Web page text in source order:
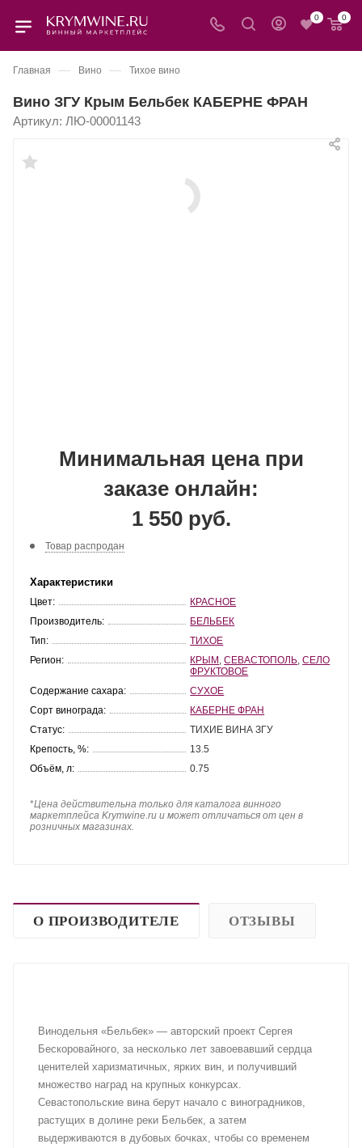
0 0
Главная — Вино — Тихое вино
Вино ЗГУ Крым Бельбек КАБЕРНЕ ФРАН
Артикул: ЛЮ-00001143
Минимальная цена при
заказе онлайн:
1 550 руб.
Товар распродан
Характеристики
Цвет:
КРАСНОЕ
Производитель:
БЕЛЬБЕК
Тип:
ТИХОЕ
Регион:
КРЫМ ,СЕВАСТОПОЛЬ ,СЕЛО
ФРУКТОВОЕ
Содержание сахара:
СУХОЕ
Сорт винограда:
КАБЕРНЕ ФРАН
Статус:
ТИХИЕ ВИНА ЗГУ
Крепость, %:
13.5
Объём, л:
0.75
*Цена действительна только для каталога винного
маркетплейса Krymwine.ru и может отличаться от цен в
розничных магазинах.
О ПРОИЗВОДИТЕЛЕ ОТЗЫВЫ
Винодельня «Бельбек» — авторский проект Сергея
Бескоровайного, за несколько лет завоевавший сердца
ценителей харизматичных, ярких вин, и получивший
множество наград на крупных конкурсах.
Севастопольские вина берут начало с виноградников,
растущих в долине реки Бельбек, а затем
выдерживаются в дубовых бочках, чтобы со временем